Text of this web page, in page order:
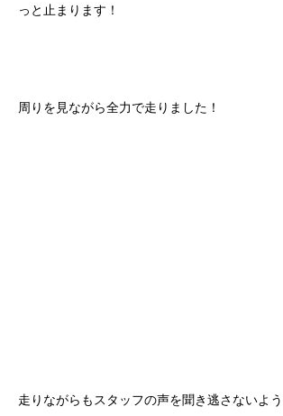
っと止まります！
周りを見ながら全力で走りました！
走りながらもスタッフの声を聞き逃さないよ